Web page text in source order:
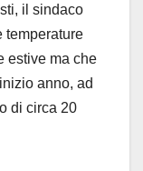
il sindaco
temperature
estive ma che
anno, ad
di circa 20